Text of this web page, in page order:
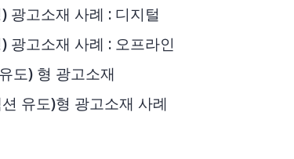
광고소재 사례 : 디지털
광고소재 사례 : 오프라인
도) 형 광고소재
유도)형 광고소재 사례